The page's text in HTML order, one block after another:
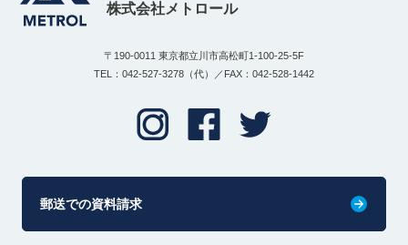
株式会社メトロール
〒190-0011 東京都立川市高松町1-100-25-5F
TEL：042-527-3278（代）／FAX：042-528-1442
郵送での資料請求